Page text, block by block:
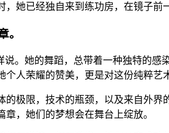
她已经独自来到练功房，在镜子前
。
。她的舞蹈，总带着一种独特的
人荣耀的赞美，更是对这份纯粹艺
极限，技术的瓶颈，以及来自外
，她们的梦想会在舞台上绽放。